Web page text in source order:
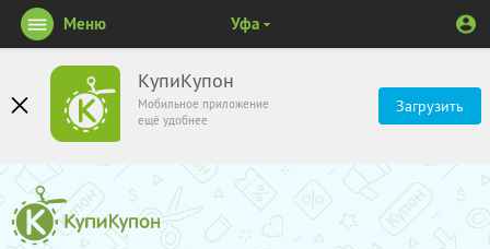
КупиКупон
Мобильное приложение
ещё удобнее
Загрузить
Меню Уфа